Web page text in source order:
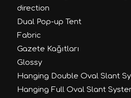
direction
Dual Pop-up Tent
Fabric
Gazete Kağıtları
Glossy
Hanging Double Oval Slant
Hanging Full Oval Slant